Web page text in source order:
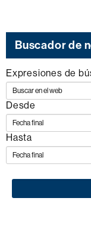
Buscador de
Expresiones de
Desde
Hasta